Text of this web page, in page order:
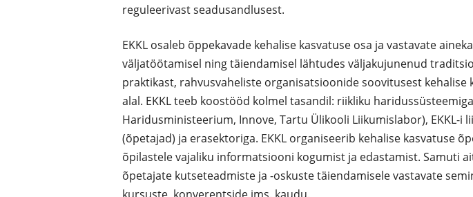
reguleerivast seadusandlusest.
EKKL osaleb õppekavade kehalise kasvatuse osa ja vastavate
väljatöötamisel ning täiendamisel lähtudes väljakujunenud
praktikast, rahvusvaheliste organisatsioonide soovitusest kehalise
alal. EKKL teeb koostööd kolmel tasandil: riikliku
Haridusministeerium, Innove, Tartu Ülikooli Liikumislabor), EKKL-i
(õpetajad) ja erasektoriga. EKKL organiseerib kehalise kasvatuse
õpilastele vajaliku informatsiooni kogumist ja edastamist. Samuti
õpetajate kutseteadmiste ja -oskuste täiendamisele vastavate